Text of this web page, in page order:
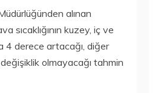
alınan
sıcaklığının kuzey, iç ve
4 derece artacağı, diğer
olmayacağı tahmin